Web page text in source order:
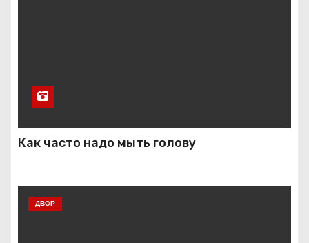
Как часто надо мыть голову
ДВОР